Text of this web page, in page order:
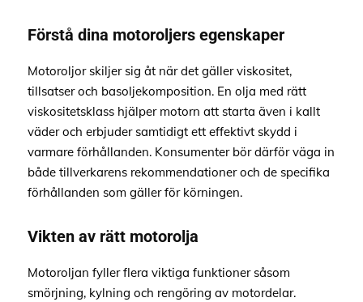
Förstå dina motoroljers egenskaper
Motoroljor skiljer sig åt när det gäller viskositet,
tillsatser och basoljekomposition. En olja med rätt
viskositetsklass hjälper motorn att starta även i kallt
väder och erbjuder samtidigt ett effektivt skydd i
varmare förhållanden. Konsumenter bör därför väga in
både tillverkarens rekommendationer och de specifika
förhållanden som gäller för körningen.
Vikten av rätt motorolja
Motoroljan fyller flera viktiga funktioner såsom
smörjning, kylning och rengöring av motordelar.